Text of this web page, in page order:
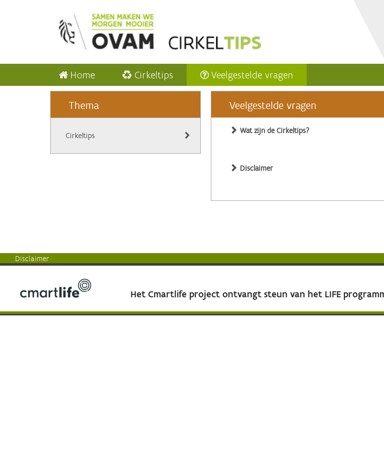
Home Cirkeltips Veelgestelde vragen
Thema
Cirkeltips
Veelgestelde vragen
Wat zijn de Cirkeltips?
Disclaimer
Disclaimer
Het Cmartlife project ontvangt steun van het LIFE